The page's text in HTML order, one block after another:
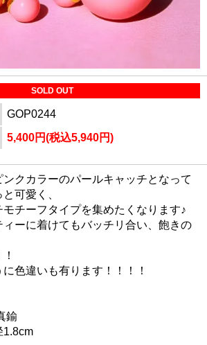
SOLD OUT
GOP0244
5,400円(税込5,940円)
クカラーのパールキャッチとなって
可愛く、
チーフタイプを集めたくなります♪
ーに着けてもバッチリ合い、飽きの
色違いも有ります！！！！
鍮
1.8cm